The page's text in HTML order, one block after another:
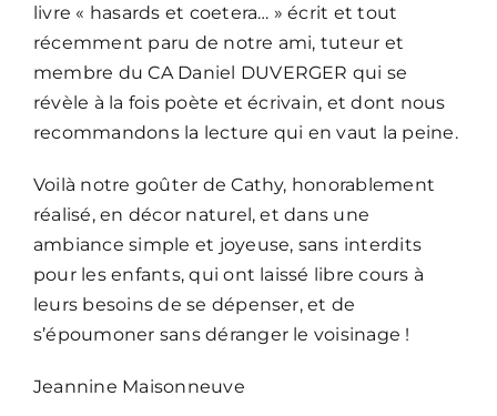
livre « hasards et coetera… » écrit et tout
récemment paru de notre ami, tuteur et
membre du CA Daniel DUVERGER qui se
révèle à la fois poète et écrivain, et dont nous
recommandons la lecture qui en vaut la peine.
Voilà notre goûter de Cathy, honorablement
réalisé, en décor naturel, et dans une
ambiance simple et joyeuse, sans interdits
pour les enfants, qui ont laissé libre cours à
leurs besoins de se dépenser, et de
s’époumoner sans déranger le voisinage !
Jeannine Maisonneuve